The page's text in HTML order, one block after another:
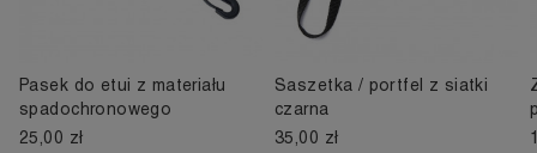
Pasek do etui z materiału
spadochronowego
25,00 zł
Saszetka / portfel z siatki
czarna
35,00 zł